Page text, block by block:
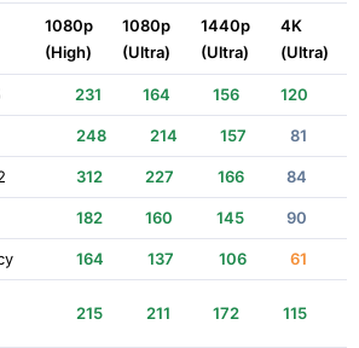
1080p
(High)
1080p
(Ultra)
1440p
(Ultra)
4K
(Ultra)
231 164 156 120
248 214 157 81
312 227 166 84
182 160 145 90
164 137 106 61
215 211 172 115